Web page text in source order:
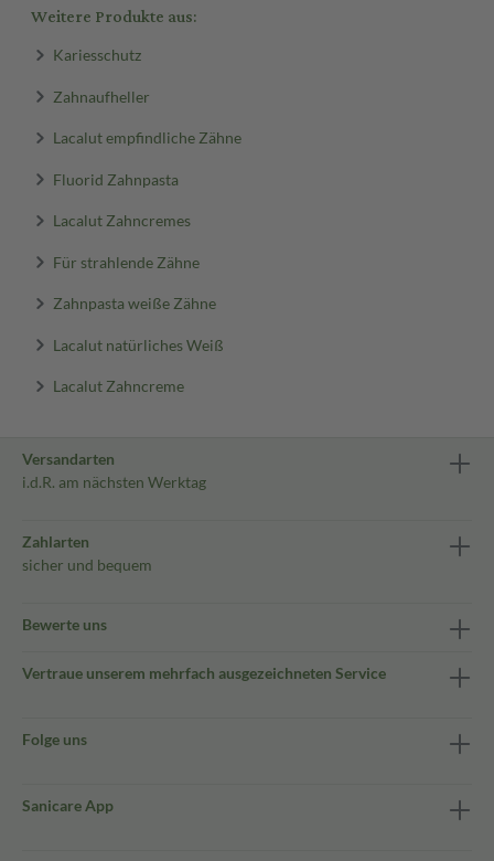
Weitere Produkte aus:
Kariesschutz
Zahnaufheller
Lacalut empfindliche Zähne
Fluorid Zahnpasta
Lacalut Zahncremes
Für strahlende Zähne
Zahnpasta weiße Zähne
Lacalut natürliches Weiß
Lacalut Zahncreme
Versandarten
i.d.R. am nächsten Werktag
Zahlarten
sicher und bequem
Bewerte uns
Vertraue unserem mehrfach ausgezeichneten Service
Folge uns
Sanicare App